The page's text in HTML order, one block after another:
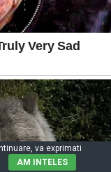
va exprimati
AM INTELES